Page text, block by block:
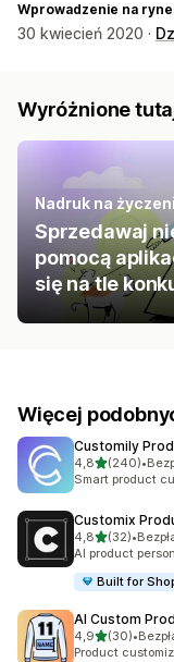
Wprowadzenie na
30 kwiecień 2020 ·
Wyróżnione
Nadruk na
Sprzedawaj
pomocą
się na tle
Więcej
Customily
4,8na 5(240)
Łączna liczba
•
Smart product
Customix
4,8na 5(32)
Łączna liczba
•
AI product
Built for
AI Custom
4,9na 5(30)
Łączna liczba
•
Product